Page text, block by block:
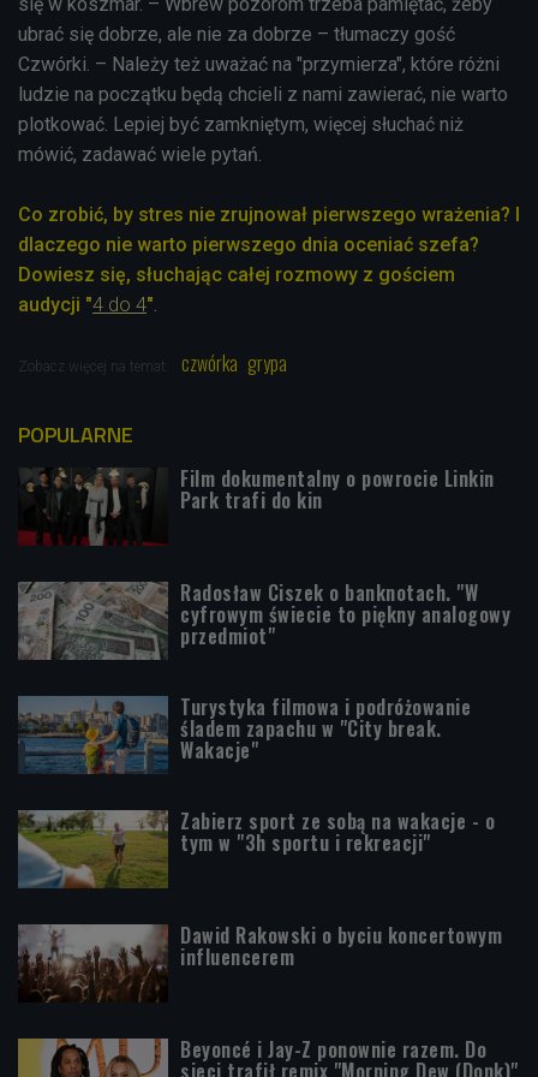
ubrać się dobrze, ale nie za dobrze – tłumaczy gość
Czwórki. – Należy też uważać na "przymierza", które różni
ludzie na początku będą chcieli z nami zawierać, nie warto
plotkować. Lepiej być zamkniętym, więcej słuchać niż
mówić, zadawać wiele pytań.
Co zrobić, by stres nie zrujnował pierwszego wrażenia? I
dlaczego nie warto pierwszego dnia oceniać szefa?
Dowiesz się, słuchając całej rozmowy z gościem
audycji "4 do 4".
Zobacz więcej na temat: czwórka grypa
POPULARNE
Film dokumentalny o powrocie Linkin
Park trafi do kin
Radosław Ciszek o banknotach. "W
cyfrowym świecie to piękny analogowy
przedmiot"
Turystyka filmowa i podróżowanie
śladem zapachu w "City break.
Wakacje"
Zabierz sport ze sobą na wakacje - o
tym w "3h sportu i rekreacji"
Dawid Rakowski o byciu koncertowym
influencerem
Beyoncé i Jay-Z ponownie razem. Do
sieci trafił remix "Morning Dew (Donk)"